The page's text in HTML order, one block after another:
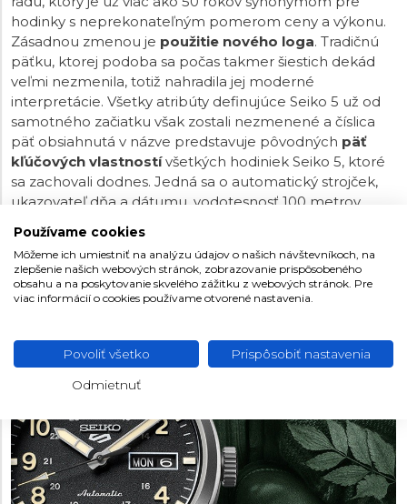
hodinky s neprekonateľným pomerom ceny a výkonu.
Zásadnou zmenou je použitie nového loga. Tradičnú
päťku, ktorej podoba sa počas takmer šiestich dekád
veľmi nezmenila, totiž nahradila jej moderné
interpretácie. Všetky atribúty definujúce Seiko 5 už od
samotného začiatku však zostali nezmenené a číslica
päť obsiahnutá v názve predstavuje pôvodných päť
kľúčových vlastnostívšetkých hodiniek Seiko 5, ktoré
sa zachovali dodnes. Jedná sa o automatický strojček,
ukazovateľ dňa a dátumu, vodotesnosť 100 metrov,
zapustenú korunku a odolné puzdro s náramkom.
Modely Seiko 5 Sports Field Style sú inšpirované
vojenskými a pilotnými hodinkami. Vynikajú teda
perfektnou čitateľnosťou a odolnosťou.
Používame cookies
Môžeme ich umiestniť na analýzu údajov o našich návštevníkoch, na
zlepšenie našich webových stránok, zobrazovanie prispôsobeného
obsahu a na poskytovanie skvelého zážitku z webových stránok. Pre
viac informácií o cookies používame otvorené nastavenia.
Povoliť všetko Prispôsobiť nastavenia
Odmietnuť